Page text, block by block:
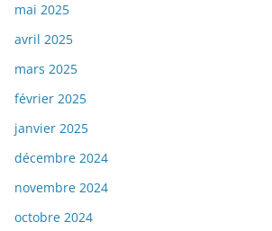
mai 2025
avril 2025
mars 2025
février 2025
janvier 2025
décembre 2024
novembre 2024
octobre 2024